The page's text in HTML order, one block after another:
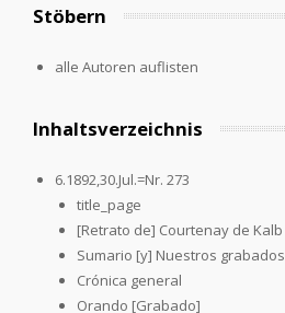
Stöbern
alle Autoren auflisten
Inhaltsverzeichnis
6.1892,30.Jul.=Nr. 273
title_page
[Retrato de] Courtenay de Kalb
Sumario [y] Nuestros grabados
Crónica general
Orando [Grabado]